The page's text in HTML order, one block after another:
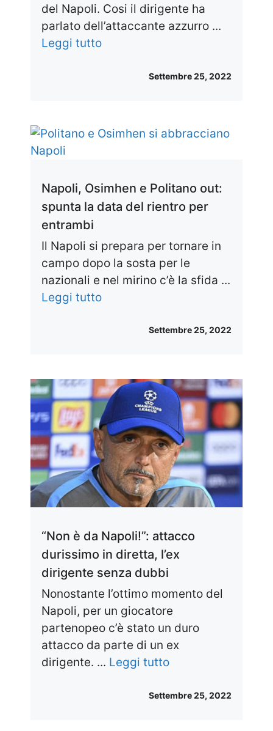
del Napoli. Cosi il dirigente ha
parlato dell’attaccante azzurro ...
Leggi tutto
Settembre 25, 2022
Napoli, Osimhen e Politano out:
spunta la data del rientro per
entrambi
Il Napoli si prepara per tornare in
campo dopo la sosta per le
nazionali e nel mirino c’è la sfida ...
Leggi tutto
Settembre 25, 2022
“Non è da Napoli!”: attacco
durissimo in diretta, l’ex
dirigente senza dubbi
Nonostante l’ottimo momento del
Napoli, per un giocatore
partenopeo c’è stato un duro
attacco da parte di un ex
dirigente. ... Leggi tutto
Settembre 25, 2022